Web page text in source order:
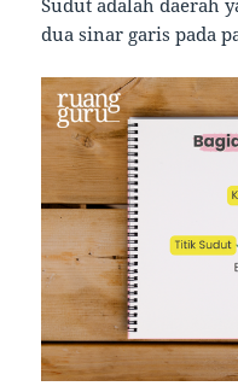
dua sinar garis pada